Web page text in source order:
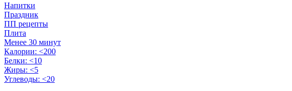
Напитки
Праздник
ПП рецепты
Плита
Менее 30 минут
Калории: <200
Белки: <10
Жиры: <5
Углеводы: <20